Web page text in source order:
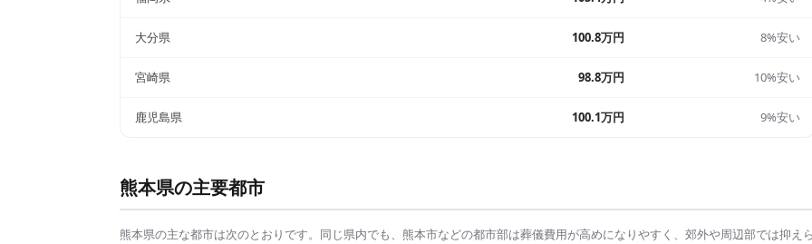
大分県 100.8万円 8%安い
宮崎県 98.8万円 10%安い
鹿児島県 100.1万円 9%安い
熊本県の主要都市
熊本県の主な都市は次のとおりです。同じ県内でも、 熊本市などの都市部は葬儀費用が高めになりやすく、郊外や周辺部では抑え